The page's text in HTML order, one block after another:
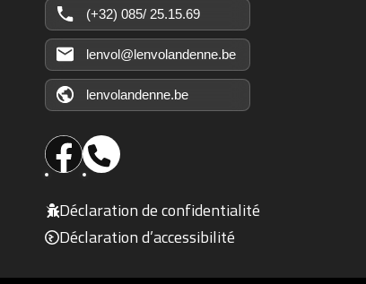
(+32) 085/ 25.15.69
lenvol@lenvolandenne.be
lenvolandenne.be
Déclaration de confidentialité
Déclaration d’accessibilité